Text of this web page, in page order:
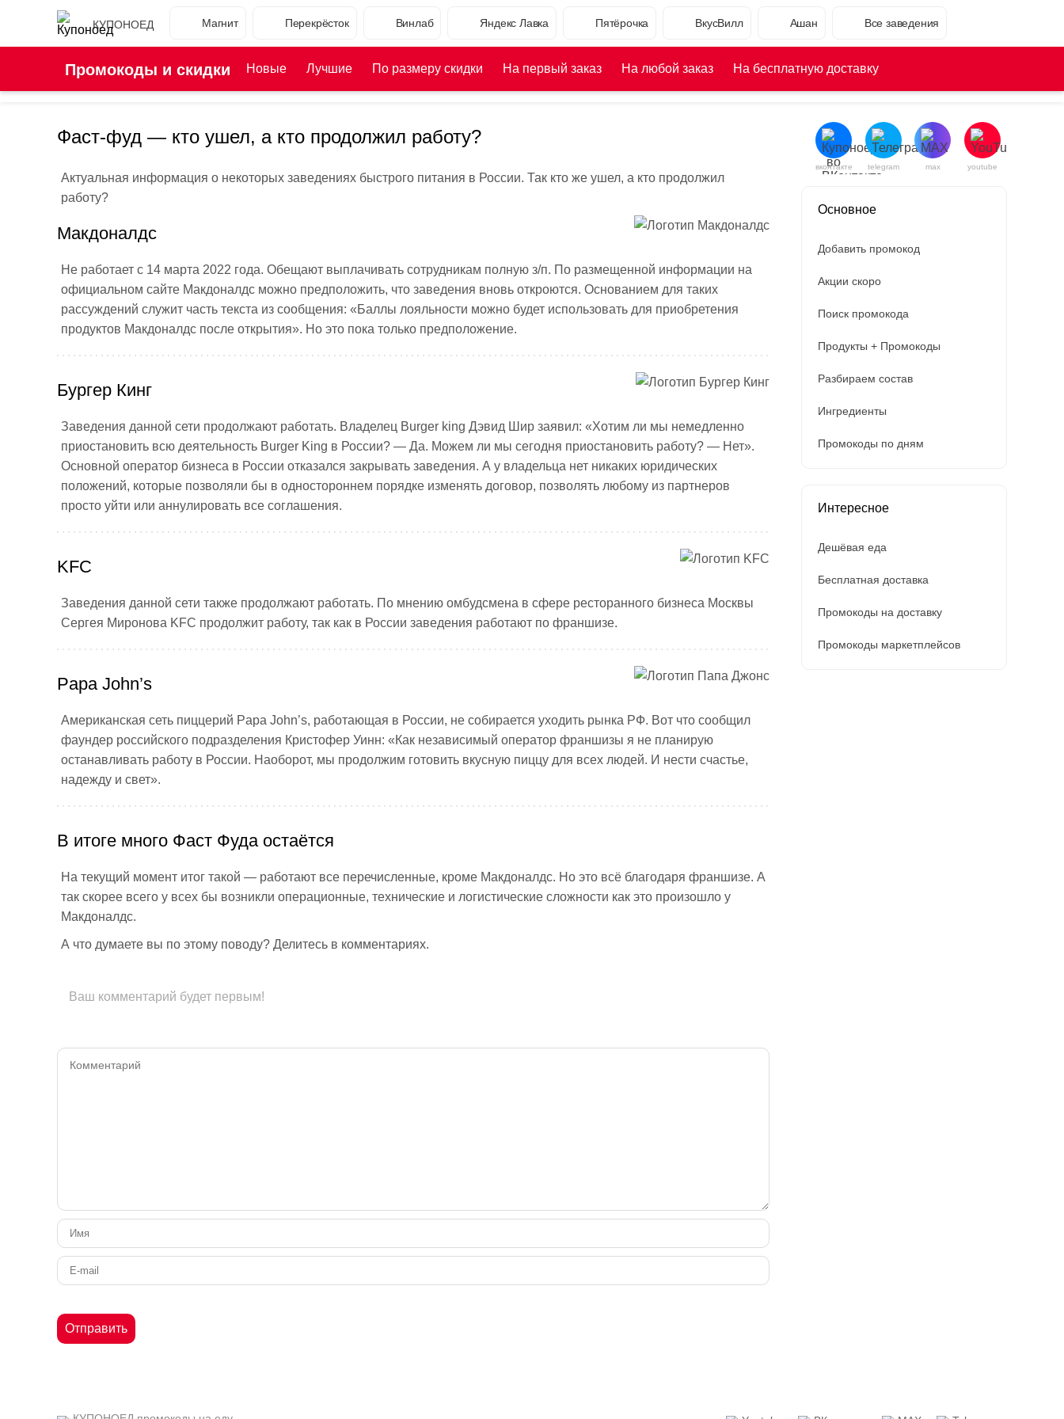
КУПОНОЕД Магнит Перекрёсток Винлаб Яндекс Лавка Пятёрочка ВкусВилл Ашан Все заведения
Промокоды и скидки Новые Лучшие По размеру скидки На первый заказ На любой заказ На бесплатную доставку
Фаст-фуд — кто ушел, а кто продолжил работу?
Актуальная информация о некоторых заведениях быстрого питания в России. Так кто же ушел, а кто продолжил
работу?
Макдоналдс
Не работает с 14 марта 2022 года. Обещают выплачивать сотрудникам полную з/п. По размещенной информации на
официальном сайте Макдоналдс можно предположить, что заведения вновь откроются. Основанием для таких
рассуждений служит часть текста из сообщения: «Баллы лояльности можно будет использовать для приобретения
продуктов Макдоналдс после открытия». Но это пока только предположение.
Бургер Кинг
Заведения данной сети продолжают работать. Владелец Burger king Дэвид Шир заявил: «Хотим ли мы немедленно
приостановить всю деятельность Burger King в России? — Да. Можем ли мы сегодня приостановить работу? — Нет».
Основной оператор бизнеса в России отказался закрывать заведения. А у владельца нет никаких юридических
положений, которые позволяли бы в одностороннем порядке изменять договор, позволять любому из партнеров
просто уйти или аннулировать все соглашения.
KFC
Заведения данной сети также продолжают работать. По мнению омбудсмена в сфере ресторанного бизнеса Москвы
Сергея Миронова KFC продолжит работу, так как в России заведения работают по франшизе.
Papa John’s
Американская сеть пиццерий Papa John’s, работающая в России, не собирается уходить рынка РФ. Вот что сообщил
фаундер российского подразделения Кристофер Уинн: «Как независимый оператор франшизы я не планирую
останавливать работу в России. Наоборот, мы продолжим готовить вкусную пиццу для всех людей. И нести счастье,
надежду и свет».
В итоге много Фаст Фуда остаётся
На текущий момент итог такой — работают все перечисленные, кроме Макдоналдс. Но это всё благодаря франшизе. А
так скорее всего у всех бы возникли операционные, технические и логистические сложности как это произошло у
Макдоналдс.
А что думаете вы по этому поводу? Делитесь в комментариях.
Ваш комментарий будет первым!
вконтакте telegram max youtube
Основное
Добавить промокод
Акции скоро
Поиск промокода
Продукты + Промокоды
Разбираем состав
Ингредиенты
Промокоды по дням
Интересное
Дешёвая еда
Бесплатная доставка
Промокоды на доставку
Промокоды маркетплейсов